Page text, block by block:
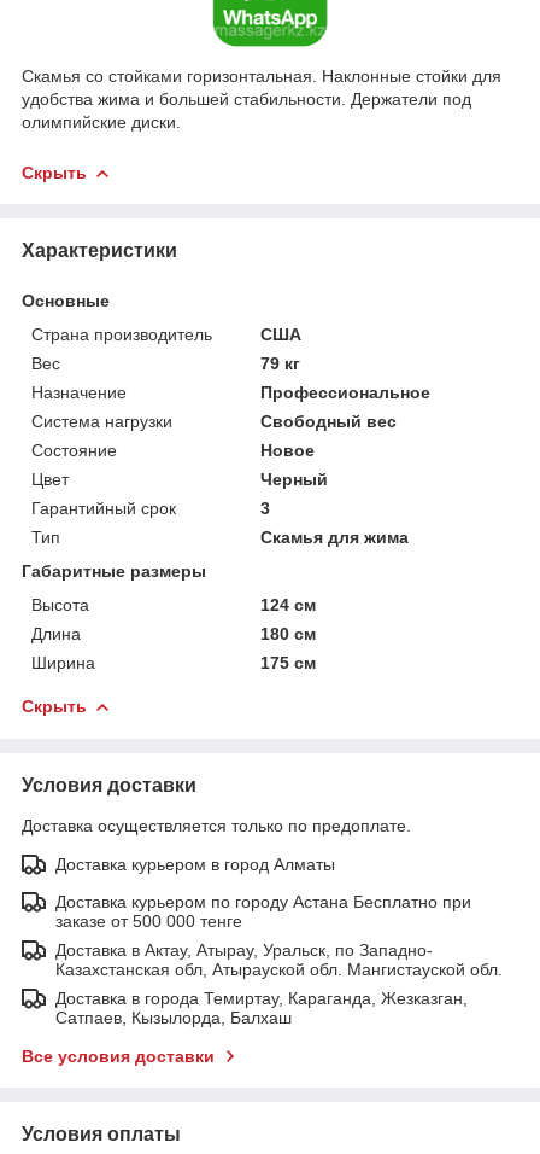
Скамья со стойками горизонтальная. Наклонные стойки для
удобства жима и большей стабильности. Держатели под
олимпийские диски.
Скрыть
Характеристики
Основные
Страна производитель
США
Вес
79 кг
Назначение
Профессиональное
Система нагрузки
Свободный вес
Состояние
Новое
Цвет
Черный
Гарантийный срок
3
Тип
Скамья для жима
Габаритные размеры
Высота
124 см
Длина
180 см
Ширина
175 см
Скрыть
Условия доставки
Доставка осуществляется только по предоплате.
Доставка курьером в город Алматы
Доставка курьером по городу Астана Бесплатно при
заказе от 500 000 тенге
Доставка в Актау, Атырау, Уральск, по Западно-
Казахстанская обл, Атырауской обл. Мангистауской обл.
Доставка в города Темиртау, Караганда, Жезказган,
Сатпаев, Кызылорда, Балхаш
Все условия доставки
Условия оплаты